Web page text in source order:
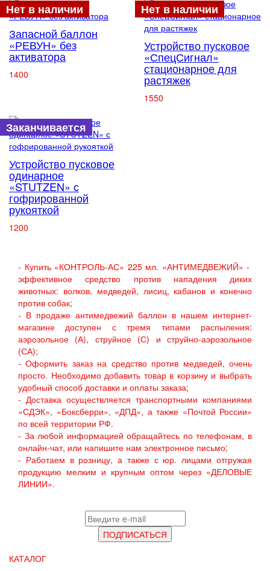
Нет в наличии
Запасной баллон
«РЕВУН» без
активатора
1400
Нет в наличии
Устройство пусковое
«СпецСигнал»
стационарное для
растяжек
1550
Заканчивается
Устройство пусковое
одинарное
«STUTZEN» с
гофрированной
рукояткой
1200
- Купить «КОНТРОЛЬ-АС» 225 мл. «АНТИМЕДВЕЖИЙ» -
эффективное средство против нападения диких
животных: волков, медведей, лисиц, кабанов и конечно
против собак;
- В продаже антимедвежий баллон в нашем интернет-
магазине доступен с тремя типами распыления:
аэрозольное (А), струйное (С) и струйно-аэрозольное
(СА);
- Оформить заказ на средство против медведей, очень
просто. Необходимо добавить товар в корзину и выбрать
удобный способ доставки и оплаты заказа;
- Доставка осуществляется транспортными компаниями
«СДЭК», «Боксберри», «ДПД», а также «Почтой России»
по всей территории РФ.
- За любой информацией обращайтесь по телефонам, в
онлайн-чат, или напишите нам электронное письмо;
- Работаем в розницу, а также с юр. лицами отгружая
продукцию мелким и крупным оптом через «ДЕЛОВЫЕ
ЛИНИИ».
КАТАЛОГ